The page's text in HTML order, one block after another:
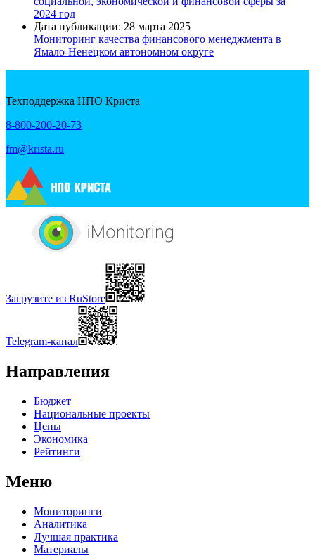
2024 год
Дата публикации: 28 марта 2025
Мониторинг качества финансового менеджмента в
Ямало-Ненецком автономном округе
Техподдержка НПО Криста
8-800-200-20-73
fm@krista.ru
Загрузите из RuStore
Telegram-канал
Направления
Бюджет
Национальные проекты
Цены
Экономика
Рейтинги
Меню
Мониторинги
Аналитика
Лучшая практика
Материалы